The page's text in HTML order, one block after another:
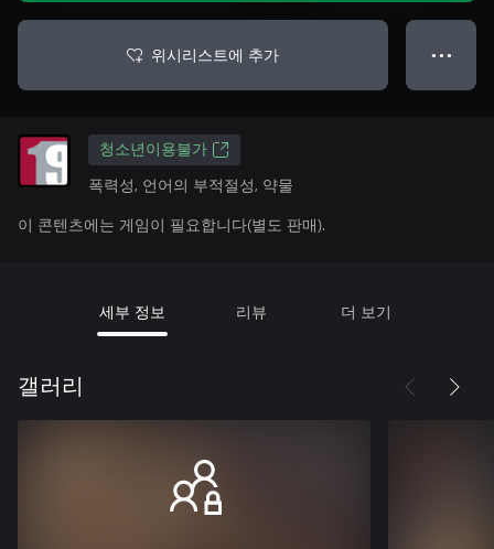
위시리스트에 추가 ● ● ●
청소년이용불가
폭력성, 언어의 부적절성, 약물
이 콘텐츠에는 게임이 필요합니다(별도 판매).
세부 정보 리뷰 더 보기
갤러리